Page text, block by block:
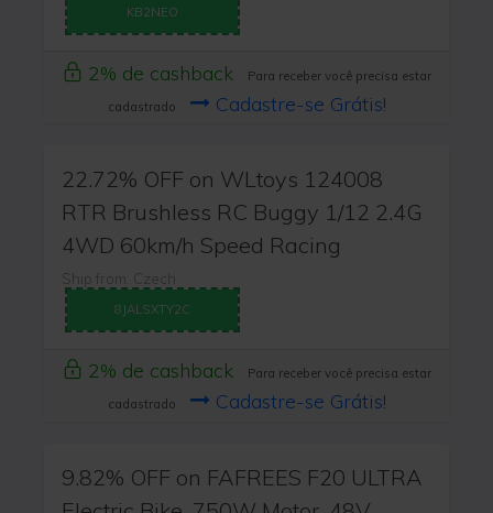
KB2NEO
2% de cashback
Para receber você precisa estar
cadastrado
Cadastre-se Grátis!
22.72% OFF on WLtoys 124008
RTR Brushless RC Buggy 1/12 2.4G
4WD 60km/h Speed Racing
Ship from: Czech
8JALSXTY2C
2% de cashback
Para receber você precisa estar
cadastrado
Cadastre-se Grátis!
9.82% OFF on FAFREES F20 ULTRA